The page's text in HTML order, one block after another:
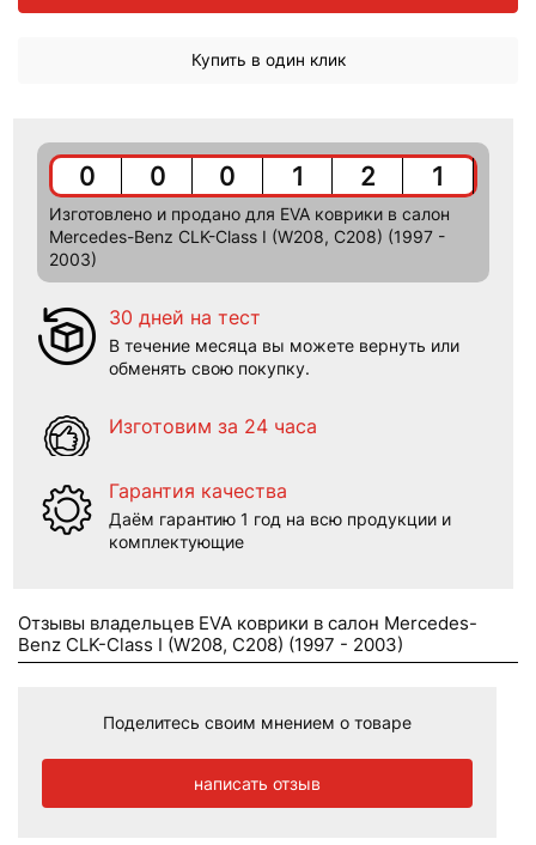
Купить в один клик
0 0 0 1 2 1
Изготовлено и продано для EVA коврики в салон
Mercedes-Benz CLK-Class I (W208, C208) (1997 -
2003)
30 дней на тест
В течение месяца вы можете вернуть или
обменять свою покупку.
Изготовим за 24 часа
Гарантия качества
Даём гарантию 1 год на всю продукции и
комплектующие
Отзывы владельцев EVA коврики в салон Mercedes-
Benz CLK-Class I (W208, C208) (1997 - 2003)
Поделитесь своим мнением о товаре
написать отзыв